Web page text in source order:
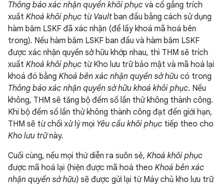
Thông báo xác nhận quyền khôi phục và cố gắng trích
xuất Khoá khôi phục từ Vault ban đầu bằng cách sử dụng
hàm băm LSKF đã xác nhận (để lấy khoá mã hoá bên
trong). Nếu hàm băm LSKF ban đầu và hàm băm LSKF
được xác nhận quyền sở hữu khớp nhau, thì THM sẽ trích
xuất Khoá khôi phục từ Kho lưu trữ bảo mật và mã hoá lại
khoá đó bằng Khoá bên xác nhận quyền sở hữu có trong
Thông báo xác nhận quyền sở hữu khoá khôi phục. Nếu
không, THM sẽ tăng bộ đếm số lần thử không thành công.
Khi bộ đếm số lần thử không thành công đạt đến giới hạn,
THM sẽ từ chối xử lý mọi Yêu cầu khôi phục tiếp theo cho
Kho lưu trữnày.
Cuối cùng, nếu mọi thứ diễn ra suôn sẻ, Khoá khôi phục
được mã hoá lại (hiện được mã hoá theo Khoá bên xác
nhận quyền sở hữu) sẽ được gửi lại từ Máy chủ kho lưu trữ